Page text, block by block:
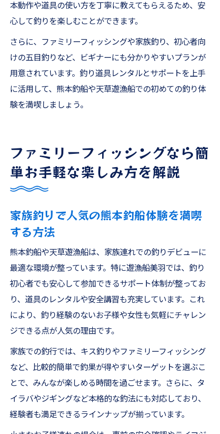
本動作や道具の使い方を丁寧に教えてもらえるため、安
心して釣りを楽しむことができます。
さらに、ファミリーフィッシングや家族釣り、初心者向
けの五目釣りなど、ビギナーにも分かりやすいプランが
用意されています。釣り道具レンタルとサポートを上手
に活用して、熊本釣船や天草遊漁船での初めての釣り体
験を満喫しましょう。
ファミリーフィッシングなら簡
単お手軽な楽しみ方を解説
家族釣りで人気の熊本釣船体験を満喫
する方法
熊本釣船や天草遊漁船は、家族連れでの釣りデビューに
最適な環境が整っています。特に遊漁船美羽では、釣り
初心者でも安心して参加できるサポート体制が整ってお
り、道具のレンタルや安全講習も充実しています。これ
により、釣り経験のないお子様や女性も気軽にチャレン
ジできる点が人気の理由です。
家族での釣行では、キス釣りやファミリーフィッシング
など、比較的簡単で釣果が得やすいターゲットを選ぶこ
とで、みんなが楽しめる時間を過ごせます。さらに、タ
イラバやジギングなど本格的な釣法にも対応しており、
経験者も満足できるラインナップが揃っています。